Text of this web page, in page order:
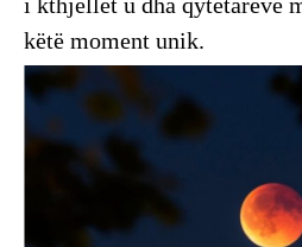
i kthjellët u dha qytetarëve
këtë moment unik.